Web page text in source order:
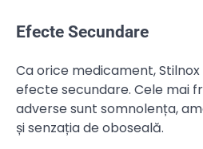
Efecte Secundare
Ca orice medicament,
efecte secundare. Cele mai
adverse sunt somnolența,
și senzația de oboseală.